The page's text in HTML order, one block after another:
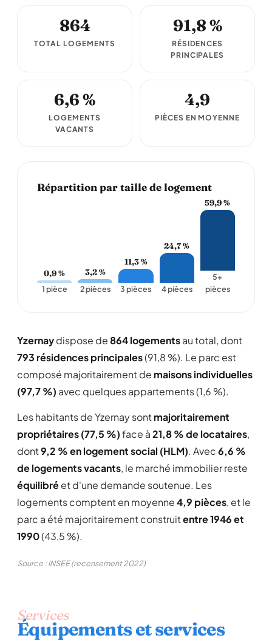
864
TOTAL LOGEMENTS
91,8 %
RÉSIDENCES
PRINCIPALES
6,6 %
LOGEMENTS
VACANTS
4,9
PIÈCES EN MOYENNE
Répartition par taille de logement
0,9 %
1 pièce
3,2 %
2 pièces
11,3 %
3 pièces
24,7 %
4 pièces
59,9 %
5+
pièces
Yzernaydispose de864 logementsau total, dont
793 résidences principales(91,8 %). Le parc est
composé majoritairement de maisons individuelles
(97,7 %) avec quelques appartements (1,6 %).
Les habitants de Yzernay sontmajoritairement
propriétaires (77,5 %)face à21,8 % de locataires,
dont9,2 % en logement social (HLM). Avec6,6 %
de logements vacants, le marché immobilier reste
équilibréet d'une demande soutenue. Les
logements comptent en moyenne4,9 pièces, et le
parc a été majoritairement construitentre 1946 et
1990(43,5 %).
Source : INSEE (recensement 2022)
Services
Équipements et services